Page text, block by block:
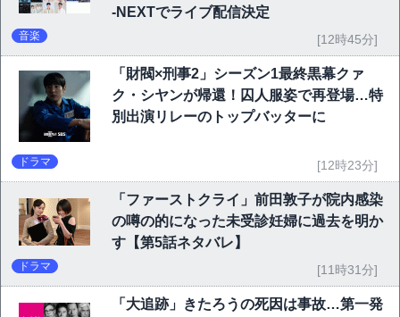
-NEXTでライブ配信決定
音楽 [12時45分]
「財閥×刑事2」シーズン1最終黒幕クァ
ク・シヤンが帰還！囚人服姿で再登場…特
別出演リレーのトップバッターに
ドラマ [12時23分]
「ファーストクライ」前田敦子が院内感染
の噂の的になった未受診妊婦に過去を明か
す【第5話ネタバレ】
ドラマ [11時31分]
「大追跡」きたろうの死因は事故…第一発